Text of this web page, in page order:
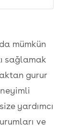
mümkün
sağlamak
gurur
yardımcı
ve